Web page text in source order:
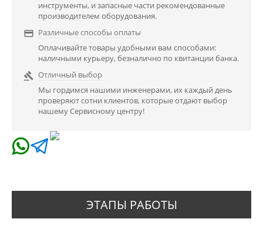
инструменты, и запасные части рекомендованные
производителем оборудования.
 Различные способы оплаты
Оплачивайте товары удобными вам способами:
наличными курьеру, безналично по квитанции банка.
 Отличный выбор
Мы гордимся нашими инженерами, их каждый день
проверяют сотни клиентов, которые отдают выбор
нашему Сервисному центру!
ЭТАПЫ РАБОТЫ